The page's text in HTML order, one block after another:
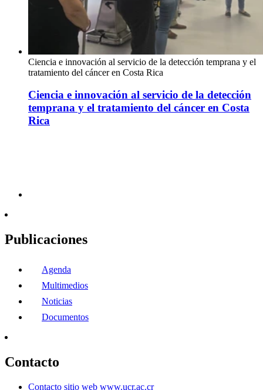
Ciencia e innovación al servicio de la detección temprana y el
tratamiento del cáncer en Costa Rica
Ciencia e innovación al servicio de la detección
temprana y el tratamiento del cáncer en Costa
Rica
Publicaciones
Agenda
Multimedios
Noticias
Documentos
Contacto
Contacto sitio web www.ucr.ac.cr